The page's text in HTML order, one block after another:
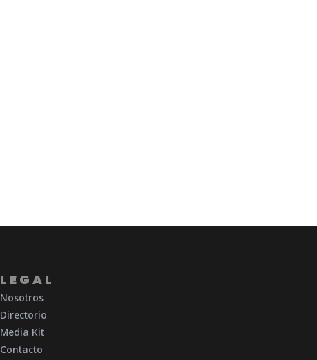
LEGAL
Nosotros
Directorio
Media Kit
Contacto